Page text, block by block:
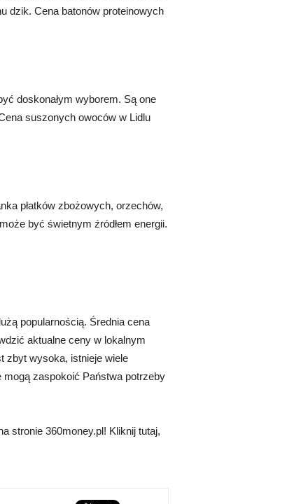
dzik. Cena batonów proteinowych
doskonałym wyborem. Są one
suszonych owoców w Lidlu
płatków zbożowych, orzechów,
być świetnym źródłem energii.
popularnością. Średnia cena
aktualne ceny w lokalnym
zbyt wysoka, istnieje wiele
zaspokoić Państwa potrzeby
stronie 360money.pl! Kliknij tutaj,